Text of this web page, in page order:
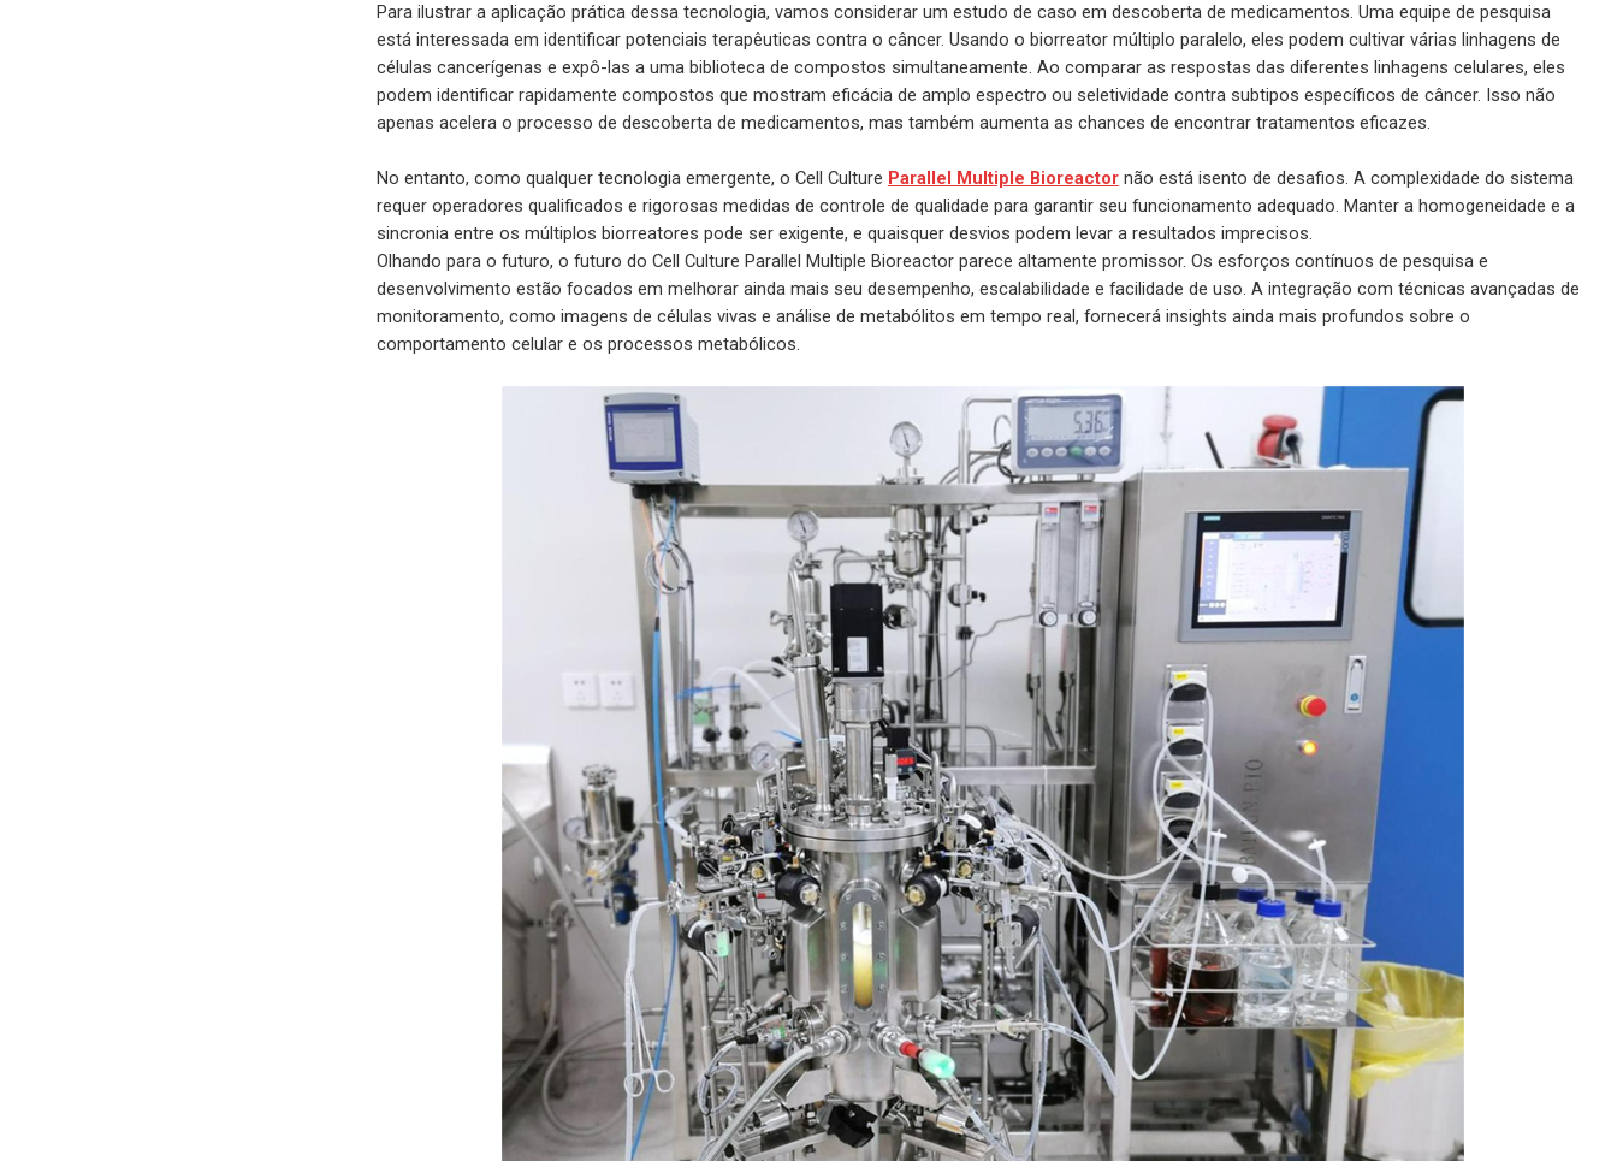
Para ilustrar a aplicação prática dessa tecnologia, vamos considerar um estudo de caso em descoberta de medicamentos. Uma equipe de pesquisa
está interessada em identificar potenciais terapêuticas contra o câncer. Usando o biorreator múltiplo paralelo, eles podem cultivar várias linhagens de
células cancerígenas e expô-las a uma biblioteca de compostos simultaneamente. Ao comparar as respostas das diferentes linhagens celulares, eles
podem identificar rapidamente compostos que mostram eficácia de amplo espectro ou seletividade contra subtipos específicos de câncer. Isso não
apenas acelera o processo de descoberta de medicamentos, mas também aumenta as chances de encontrar tratamentos eficazes.
No entanto, como qualquer tecnologia emergente, o Cell Culture Parallel Multiple Bioreactornão está isento de desafios. A complexidade do sistema
requer operadores qualificados e rigorosas medidas de controle de qualidade para garantir seu funcionamento adequado. Manter a homogeneidade e a
sincronia entre os múltiplos biorreatores pode ser exigente, e quaisquer desvios podem levar a resultados imprecisos.
Olhando para o futuro, o futuro do Cell Culture Parallel Multiple Bioreactor parece altamente promissor. Os esforços contínuos de pesquisa e
desenvolvimento estão focados em melhorar ainda mais seu desempenho, escalabilidade e facilidade de uso. A integração com técnicas avançadas de
monitoramento, como imagens de células vivas e análise de metabólitos em tempo real, fornecerá insights ainda mais profundos sobre o
comportamento celular e os processos metabólicos.